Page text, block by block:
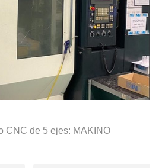
CNC de 5 ejes: MAKINO